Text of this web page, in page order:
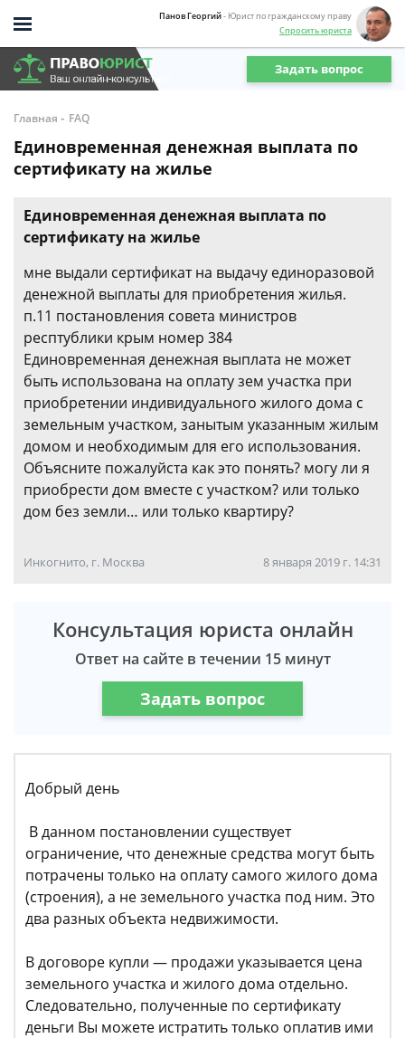
Панов Георгий- Юрист по гражданскому праву
Спросить юриста
Задать вопрос
Главная - FAQ
Единовременная денежная выплата по
сертификату на жилье
Единовременная денежная выплата по
сертификату на жилье
мне выдали сертификат на выдачу единоразовой
денежной выплаты для приобретения жилья.
п.11 постановления совета министров
респтублики крым номер 384
Единовременная денежная выплата не может
быть использована на оплату зем участка при
приобретении индивидуального жилого дома с
земельным участком, занытым указанным жилым
домом и необходимым для его использования.
Объясните пожалуйста как это понять? могу ли я
приобрести дом вместе с участком? или только
дом без земли… или только квартиру?
Инкогнито, г. Москва 8 января 2019 г. 14:31
Консультация юриста онлайн
Ответ на сайте в течении 15 минут
Задать вопрос
Добрый день
В данном постановлении существует
ограничение, что денежные средства могут быть
потрачены только на оплату самого жилого дома
(строения), а не земельного участка под ним. Это
два разных объекта недвижимости.
В договоре купли — продажи указывается цена
земельного участка и жилого дома отдельно.
Следовательно, полученные по сертификату
деньги Вы можете истратить только оплатив ими